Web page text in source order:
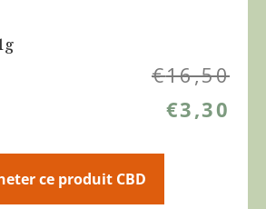
€16,50
€3,30
ce produit CBD